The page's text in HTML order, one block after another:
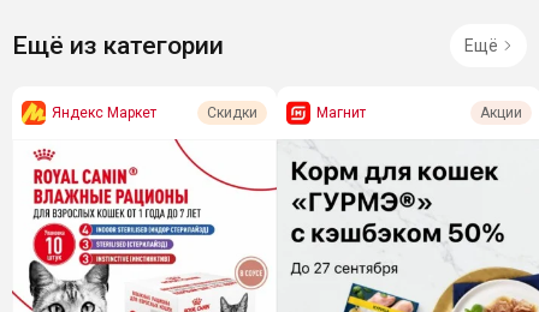
Ещё из категории Ещё
Яндекс Маркет Скидки Магнит Акции